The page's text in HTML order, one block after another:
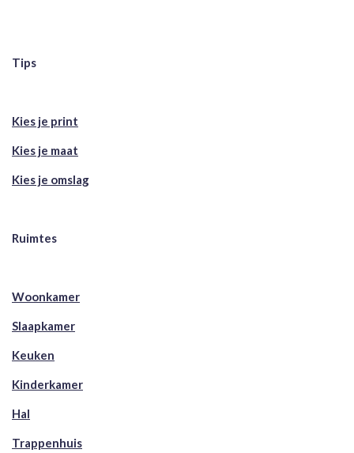
Tips
Kies je print
Kies je maat
Kies je omslag
Ruimtes
Woonkamer
Slaapkamer
Keuken
Kinderkamer
Hal
Trappenhuis